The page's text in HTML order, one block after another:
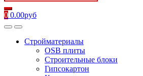
0 0.00руб
Стройматериалы
OSB плиты
Строительные блоки
Гипсокартон